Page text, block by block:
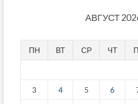
АВГУСТ
ПН ВТ СР ЧТ
3 4 5 6